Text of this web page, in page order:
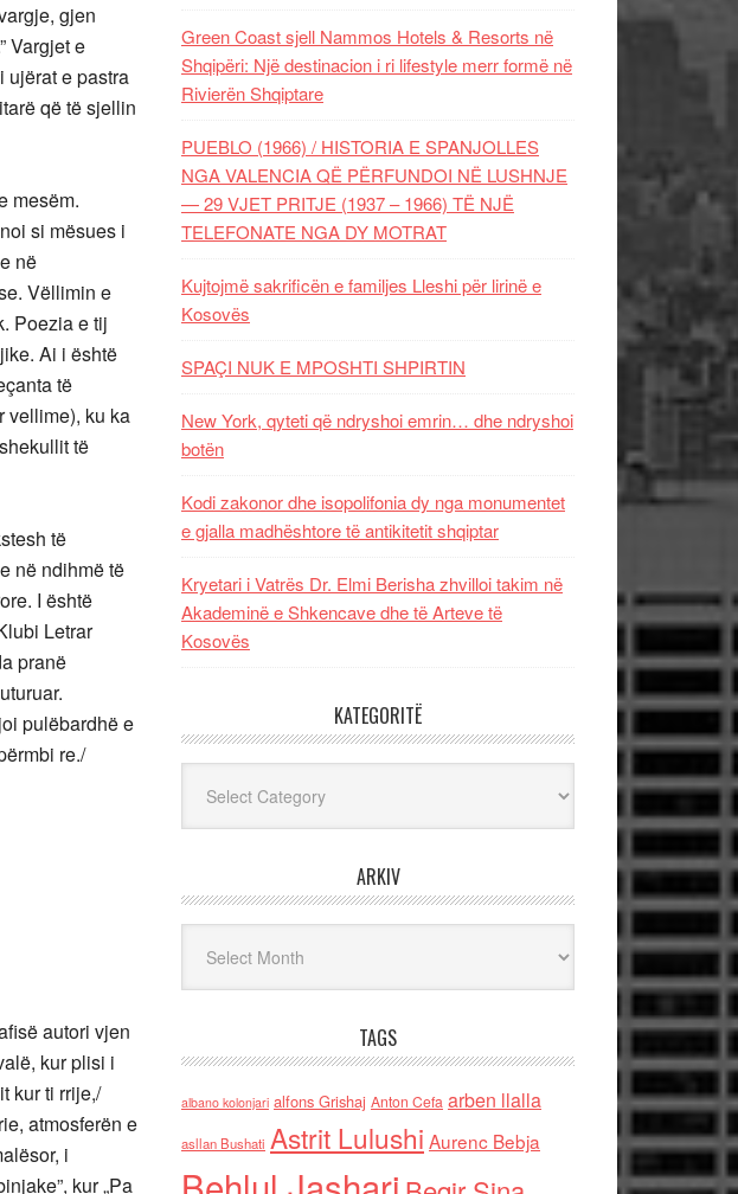
gjen
Vargjet e
ujërat e pastra
që të sjellin
mesëm.
si mësues i
në
Vëllimin e
Poezia e tij
Ai i është
të
vellime), ku ka
të
të
në ndihmë të
I është
Letrar
pranë
pulëbardhë e
re./
autori vjen
kur plisi i
kur ti rrije,/
atmosferën e
i
kur „Pa
Green Coast sjell Nammos Hotels & Resorts në
Shqipëri: Një destinacion i ri lifestyle merr formë në
Rivierën Shqiptare
PUEBLO (1966) / HISTORIA E SPANJOLLES
NGA VALENCIA QË PËRFUNDOI NË LUSHNJE
— 29 VJET PRITJE (1937 – 1966) TË NJË
TELEFONATE NGA DY MOTRAT
Kujtojmë sakrificën e familjes Lleshi për lirinë e
Kosovës
SPAÇI NUK E MPOSHTI SHPIRTIN
New York, qyteti që ndryshoi emrin… dhe ndryshoi
botën
Kodi zakonor dhe isopolifonia dy nga monumentet
e gjalla madhështore të antikitetit shqiptar
Kryetari i Vatrës Dr. Elmi Berisha zhvilloi takim në
Akademinë e Shkencave dhe të Arteve të
Kosovës
KATEGORITË
ARKIV
TAGS
albano kolonjari alfons Grishaj Anton Cefa arben llalla
asllan Bushati Astrit Lulushi Aurenc Bebja